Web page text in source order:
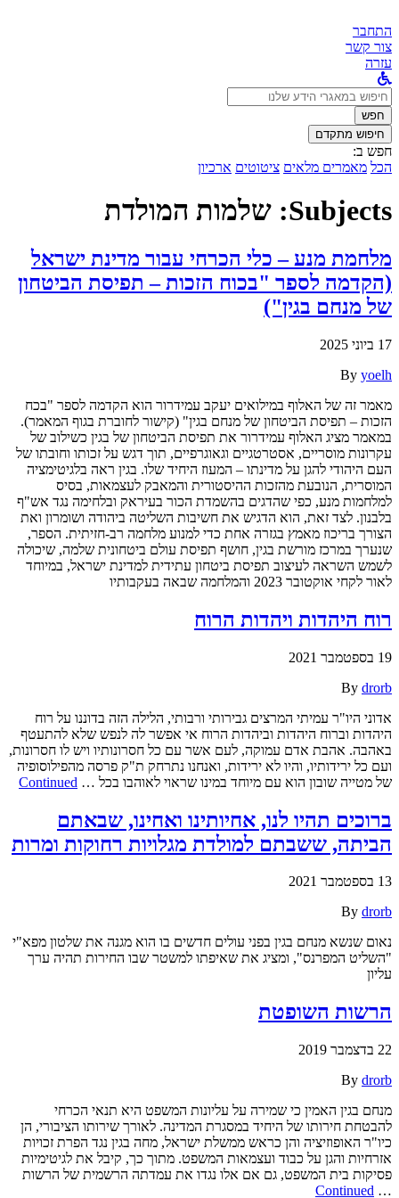
התחבר
צור קשר
עזרה
לחפש
ב:חפש
חיפוש מתקדם
חפש ב:
הכל מאמרים מלאים ציטוטים ארכיון
Subjects: שלמות המולדת
מלחמת מנע – כלי הכרחי עבור מדינת ישראל
(הקדמה לספר "בכוח הזכות – תפיסת הביטחון
של מנחם בגין")
17 ביוני 2025
By yoelh
מאמר זה של האלוף במילואים יעקב עמידרור הוא הקדמה לספר "בכח
הזכות – תפיסת הביטחון של מנחם בגין" (קישור לחוברת בגוף המאמר).
במאמר מציג האלוף עמידרור את תפיסת הביטחון של בגין כשילוב של
עקרונות מוסריים, אסטרטגיים וגאוגרפיים, תוך דגש על זכותו וחובתו של
העם היהודי להגן על מדינתו – המעוז היחיד שלו. בגין ראה בלגיטימציה
המוסרית, הנובעת מהזכות ההיסטורית והמאבק לעצמאות, בסיס
למלחמות מנע, כפי שהדגים בהשמדת הכור בעיראק ובלחימה נגד אש"ף
בלבנון. לצד זאת, הוא הדגיש את חשיבות השליטה ביהודה ושומרון ואת
הצורך בריכוז מאמץ בגזרה אחת כדי למנוע מלחמה רב-חזיתית. הספר,
שנערך במרכז מורשת בגין, חושף תפיסת עולם ביטחונית שלמה, שיכולה
לשמש השראה לעיצוב תפיסת ביטחון עתידית למדינת ישראל, במיוחד
לאור לקחי אוקטובר 2023 והמלחמה שבאה בעקבותיו
רוח היהדות ויהדות הרוח
19 בספטמבר 2021
By drorb
אדוני היו"ר עמיתי המרצים גבירותי ורבותי, הלילה הזה בדוננו על רוח
היהדות וברוח היהדות וביהדות הרוח אי אפשר לה לנפש שלא להתעטף
באהבה. אהבת אדם עמוקה, לעם אשר עם כל חסרונותיו ויש לו חסרונות,
ועם כל ירידותיו, והיו לא ירידות, ואנחנו נתרחק ת"ק פרסה מהפילוסופיה
של מטייה שובון הוא עם מיוחד במינו שראוי לאוהבו בכל … Continued
ברוכים תהיו לנו, אחיותינו ואחינו, שבאתם
הביתה, ששבתם למולדת מגלויות רחוקות ומרות
13 בספטמבר 2021
By drorb
נאום שנשא מנחם בגין בפני עולים חדשים בו הוא מגנה את שלטון מפא"י
"השליט המפרנס", ומציג את שאיפתו למשטר שבו החירות תהיה ערך
עליון
הרשות השופטת
22 בדצמבר 2019
By drorb
מנחם בגין האמין כי שמירה על עליונות המשפט היא תנאי הכרחי
להבטחת חירותו של היחיד במסגרת המדינה. לאורך שירותו הציבורי, הן
כיו"ר האופוזיציה והן כראש ממשלת ישראל, מחה בגין נגד הפרת זכויות
אזרחיות והגן על כבוד ועצמאות המשפט. מתוך כך, קיבל את לגיטימיות
פסיקות בית המשפט, גם אם אלו נגדו את עמדתה הרשמית של הרשות
…
Continued